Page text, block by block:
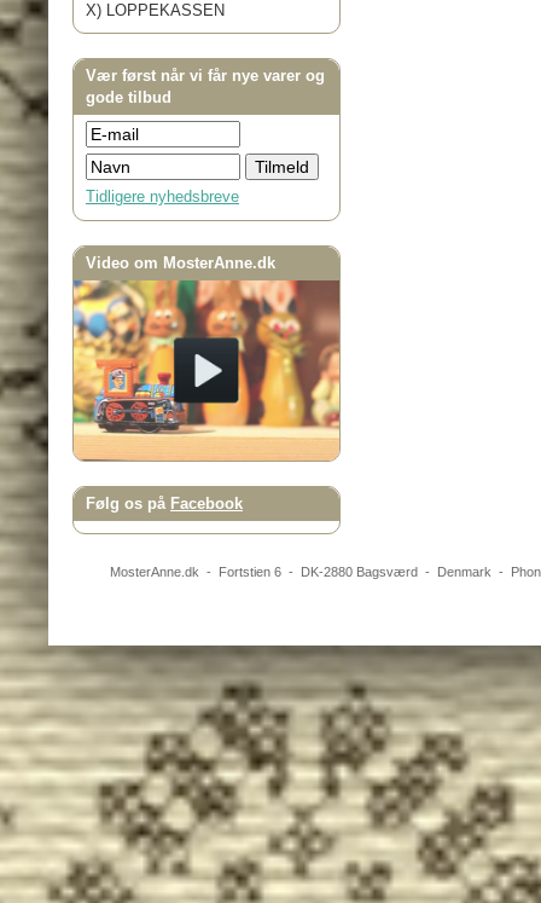
X) LOPPEKASSEN
Vær først når vi får nye varer og
gode tilbud
Tidligere nyhedsbreve
Video om MosterAnne.dk
Følg os på Facebook
MosterAnne.dk - Fortstien 6- DK-2880 Bagsværd- Denmark -